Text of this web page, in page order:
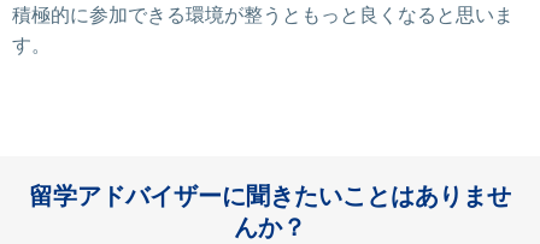
積極的に参加できる環境が整うともっと良くなると思いま
す。
留学アドバイザーに聞きたいことはありませ
んか？